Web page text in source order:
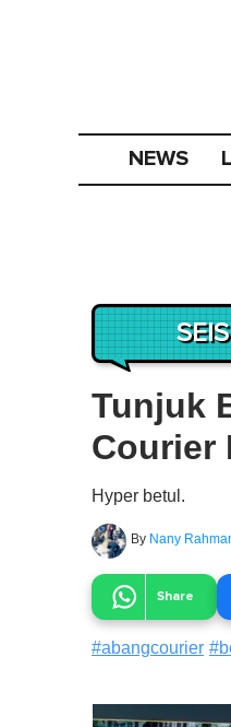
NEWS
Tunjuk
Courier
Hyper betul.
By Nany
Share
#abangcourier #